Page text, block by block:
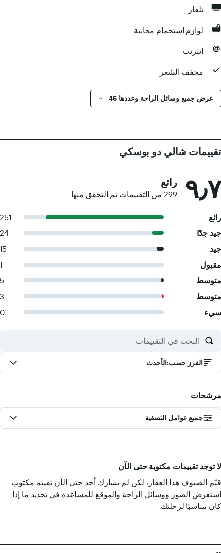
تلفاز
لوازم استحمام مجانية
انترنت
مجفف الشعر
عرض جميع وسائل الراحة وعددها 45
تقييمات شالي دو بوسكي
٩٫٧ رائع
299 من التقييمات تم التحقق منها
رائع
251
جيد جدًا
24
جيد
15
مقبول
1
متوسط
5
متوسط
3
سيء
0
الفرز حسب:الأحدث
مرشحات
جميع عوامل التصفية
لا توجد تقييمات مكتوبة حتى الآن
قيّم الضيوف هذا العقار، لكن لم يشارك أحد حتى الآن تقييم مكتوب.
استعرض الصور ووسائل الراحة والموقع للمساعدة في تحديد ما إذا
كان مناسبًا لرحلتك.